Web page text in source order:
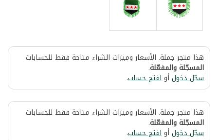
هذا متجر جملة. الأسعار وميزات الشراء متاحة فقط للحسابات
المسجّلة والمفعّلة.
سجّل دخولأوافتح حساب.
هذا متجر جملة. الأسعار وميزات الشراء متاحة فقط للحسابات
المسجّلة والمفعّلة.
سجّل دخولأوافتح حساب.